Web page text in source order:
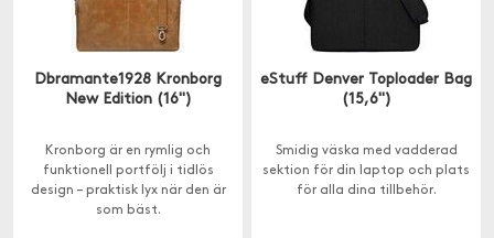
Dbramante1928 Kronborg
New Edition (16")
Kronborg är en rymlig och
funktionell portfölj i tidlös
design – praktisk lyx när den är
som bäst.
eStuff Denver Toploader Bag
(15,6'')
Smidig väska med vadderad
sektion för din laptop och plats
för alla dina tillbehör.